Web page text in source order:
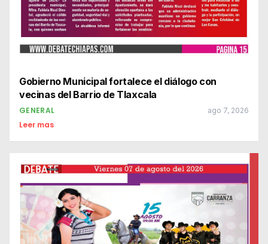
Gobierno Municipal fortalece el diálogo con
vecinas del Barrio de Tlaxcala
GENERAL ago 7, 2026
Leer mas